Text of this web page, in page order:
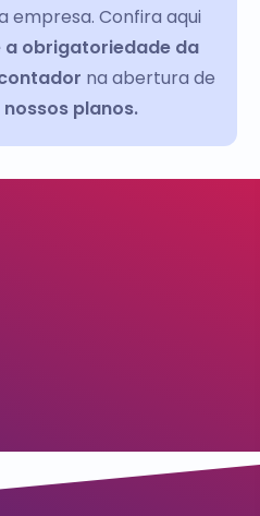
empresa. Confira aqui
a obrigatoriedade da
na abertura de
nossos planos.